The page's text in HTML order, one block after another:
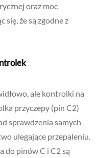
oraz moc
się, że są zgodne z
ale kontrolki na
przyczepy (pin C2)
sprawdzenia samych
ulegające przepaleniu.
do pinów C i C2 są